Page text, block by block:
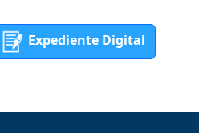
Expediente Digital